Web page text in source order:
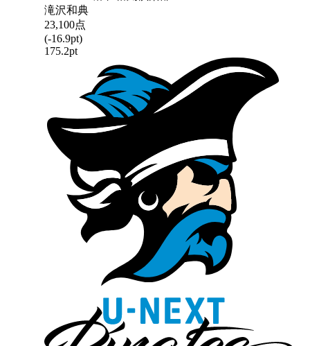
滝沢和典
23,100点
(-16.9pt)
175.2pt